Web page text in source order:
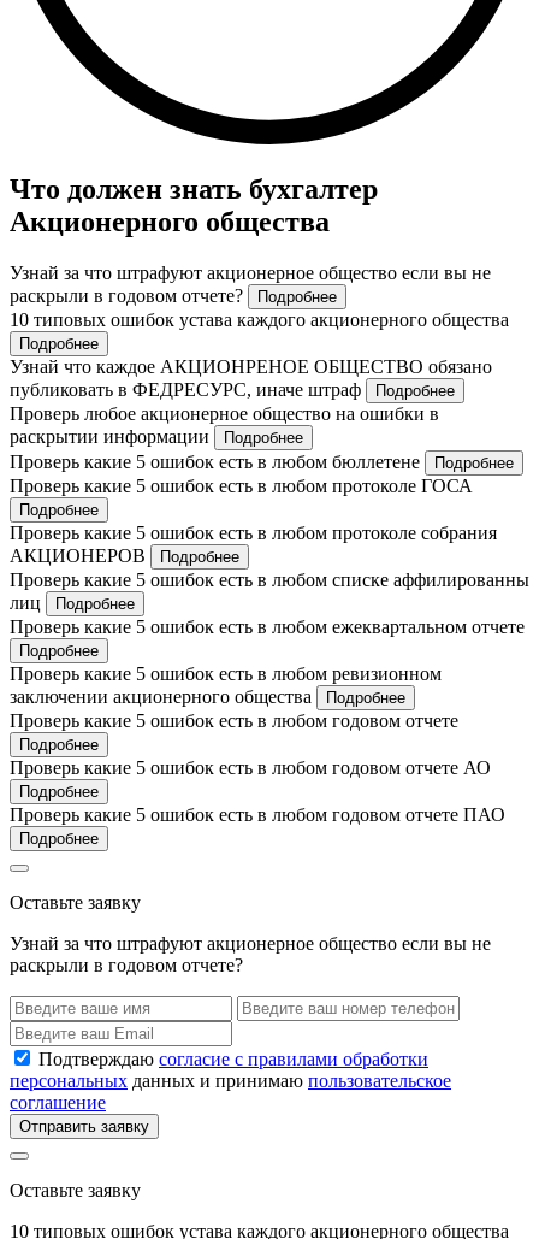
Что должен знать бухгалтер
Акционерного общества
Узнай за что штрафуют акционерное общество если вы не
раскрыли в годовом отчете?
Подробнее
10 типовых ошибок устава каждого акционерного общества
Подробнее
Узнай что каждое АКЦИОНРЕНОЕ ОБЩЕСТВО обязано
публиковать в ФЕДРЕСУРС, иначе штраф
Подробнее
Проверь любое акционерное общество на ошибки в
раскрытии информации
Подробнее
Проверь какие 5 ошибок есть в любом бюллетене Подробнее
Проверь какие 5 ошибок есть в любом протоколе ГОСА
Подробнее
Проверь какие 5 ошибок есть в любом протоколе собрания
АКЦИОНЕРОВ
Подробнее
Проверь какие 5 ошибок есть в любом списке аффилированны
лиц
Подробнее
Проверь какие 5 ошибок есть в любом ежеквартальном отчете
Подробнее
Проверь какие 5 ошибок есть в любом ревизионном
заключении акционерного общества
Подробнее
Проверь какие 5 ошибок есть в любом годовом отчете
Подробнее
Проверь какие 5 ошибок есть в любом годовом отчете АО
Подробнее
Проверь какие 5 ошибок есть в любом годовом отчете ПАО
Подробнее
Оставьте заявку
Узнай за что штрафуют акционерное общество если вы не
раскрыли в годовом отчете?
Подтверждаю согласие с правилами обработки
персональных данных и принимаю пользовательское
соглашение
Отправить заявку
Оставьте заявку
10 типовых ошибок устава каждого акционерного общества